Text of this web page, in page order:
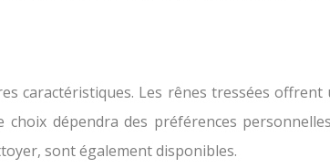
caractéristiques. Les rênes tressées
dépendra des préférences
sont également disponibles.